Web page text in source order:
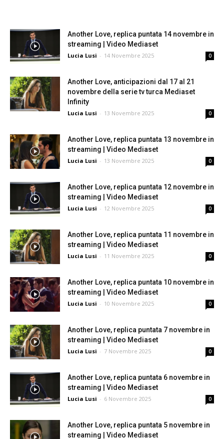
Another Love, replica puntata 14 novembre in
streaming | Video Mediaset
Lucia Lusi - 14 Novembre 2025 0
Another Love, anticipazioni dal 17 al 21
novembre della serie tv turca Mediaset
Infinity
Lucia Lusi - 13 Novembre 2025 0
Another Love, replica puntata 13 novembre in
streaming | Video Mediaset
Lucia Lusi - 13 Novembre 2025 0
Another Love, replica puntata 12 novembre in
streaming | Video Mediaset
Lucia Lusi - 12 Novembre 2025 0
Another Love, replica puntata 11 novembre in
streaming | Video Mediaset
Lucia Lusi - 11 Novembre 2025 0
Another Love, replica puntata 10 novembre in
streaming | Video Mediaset
Lucia Lusi - 10 Novembre 2025 0
Another Love, replica puntata 7 novembre in
streaming | Video Mediaset
Lucia Lusi - 7 Novembre 2025 0
Another Love, replica puntata 6 novembre in
streaming | Video Mediaset
Lucia Lusi - 6 Novembre 2025 0
Another Love, replica puntata 5 novembre in
streaming | Video Mediaset